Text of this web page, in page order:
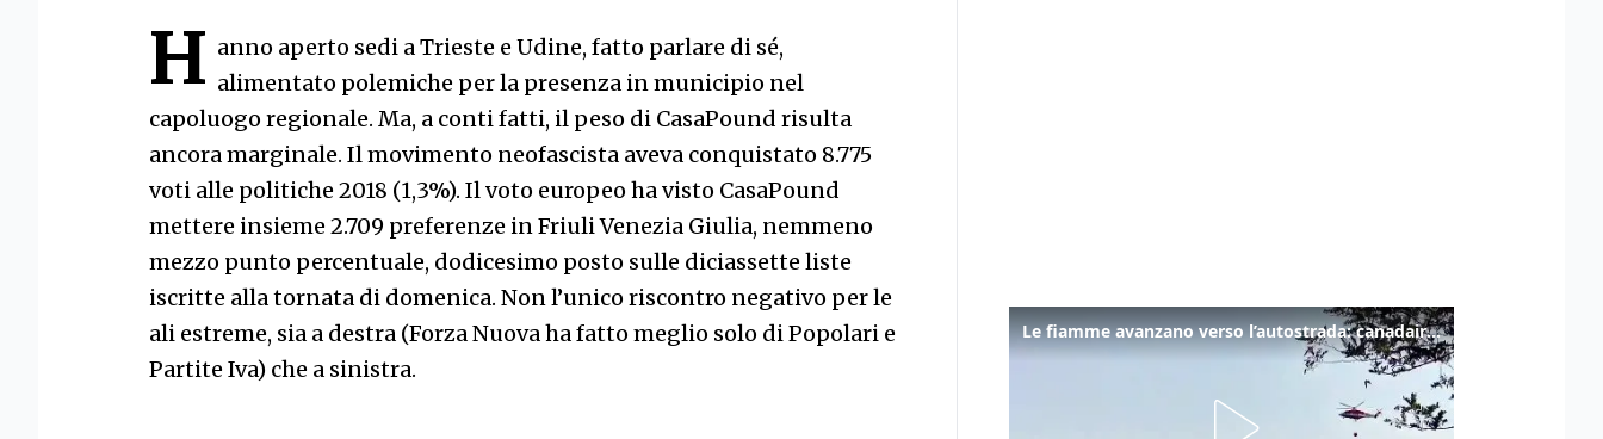
H anno aperto sedi a Trieste e Udine, fatto parlare di sé,
alimentato polemiche per la presenza in municipio nel
capoluogo regionale. Ma, a conti fatti, il peso di CasaPound risulta
ancora marginale. Il movimento neofascista aveva conquistato 8.775
voti alle politiche 2018 (1,3%). Il voto europeo ha visto CasaPound
mettere insieme 2.709 preferenze in Friuli Venezia Giulia, nemmeno
mezzo punto percentuale, dodicesimo posto sulle diciassette liste
iscritte alla tornata di domenica. Non l’unico riscontro negativo per le
ali estreme, sia a destra (Forza Nuova ha fatto meglio solo di Popolari e
Partite Iva) che a sinistra.
Le fiamme avanzano verso l’autostrada: canadair in azione tra Monfalcone e Duino